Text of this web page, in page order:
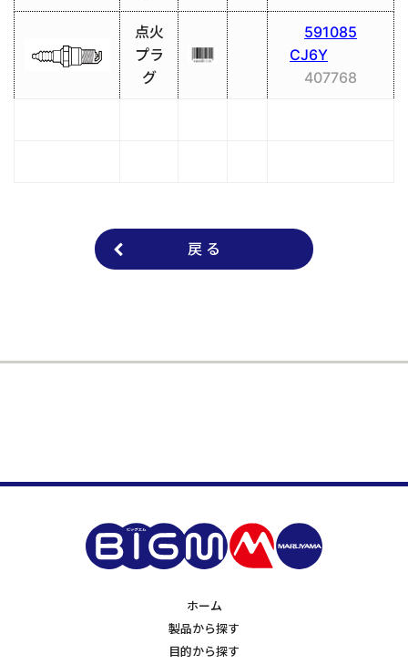
点火
プラ
グ
591085
CJ6Y
407768
戻 る
ホーム
製品から探す
目的から探す